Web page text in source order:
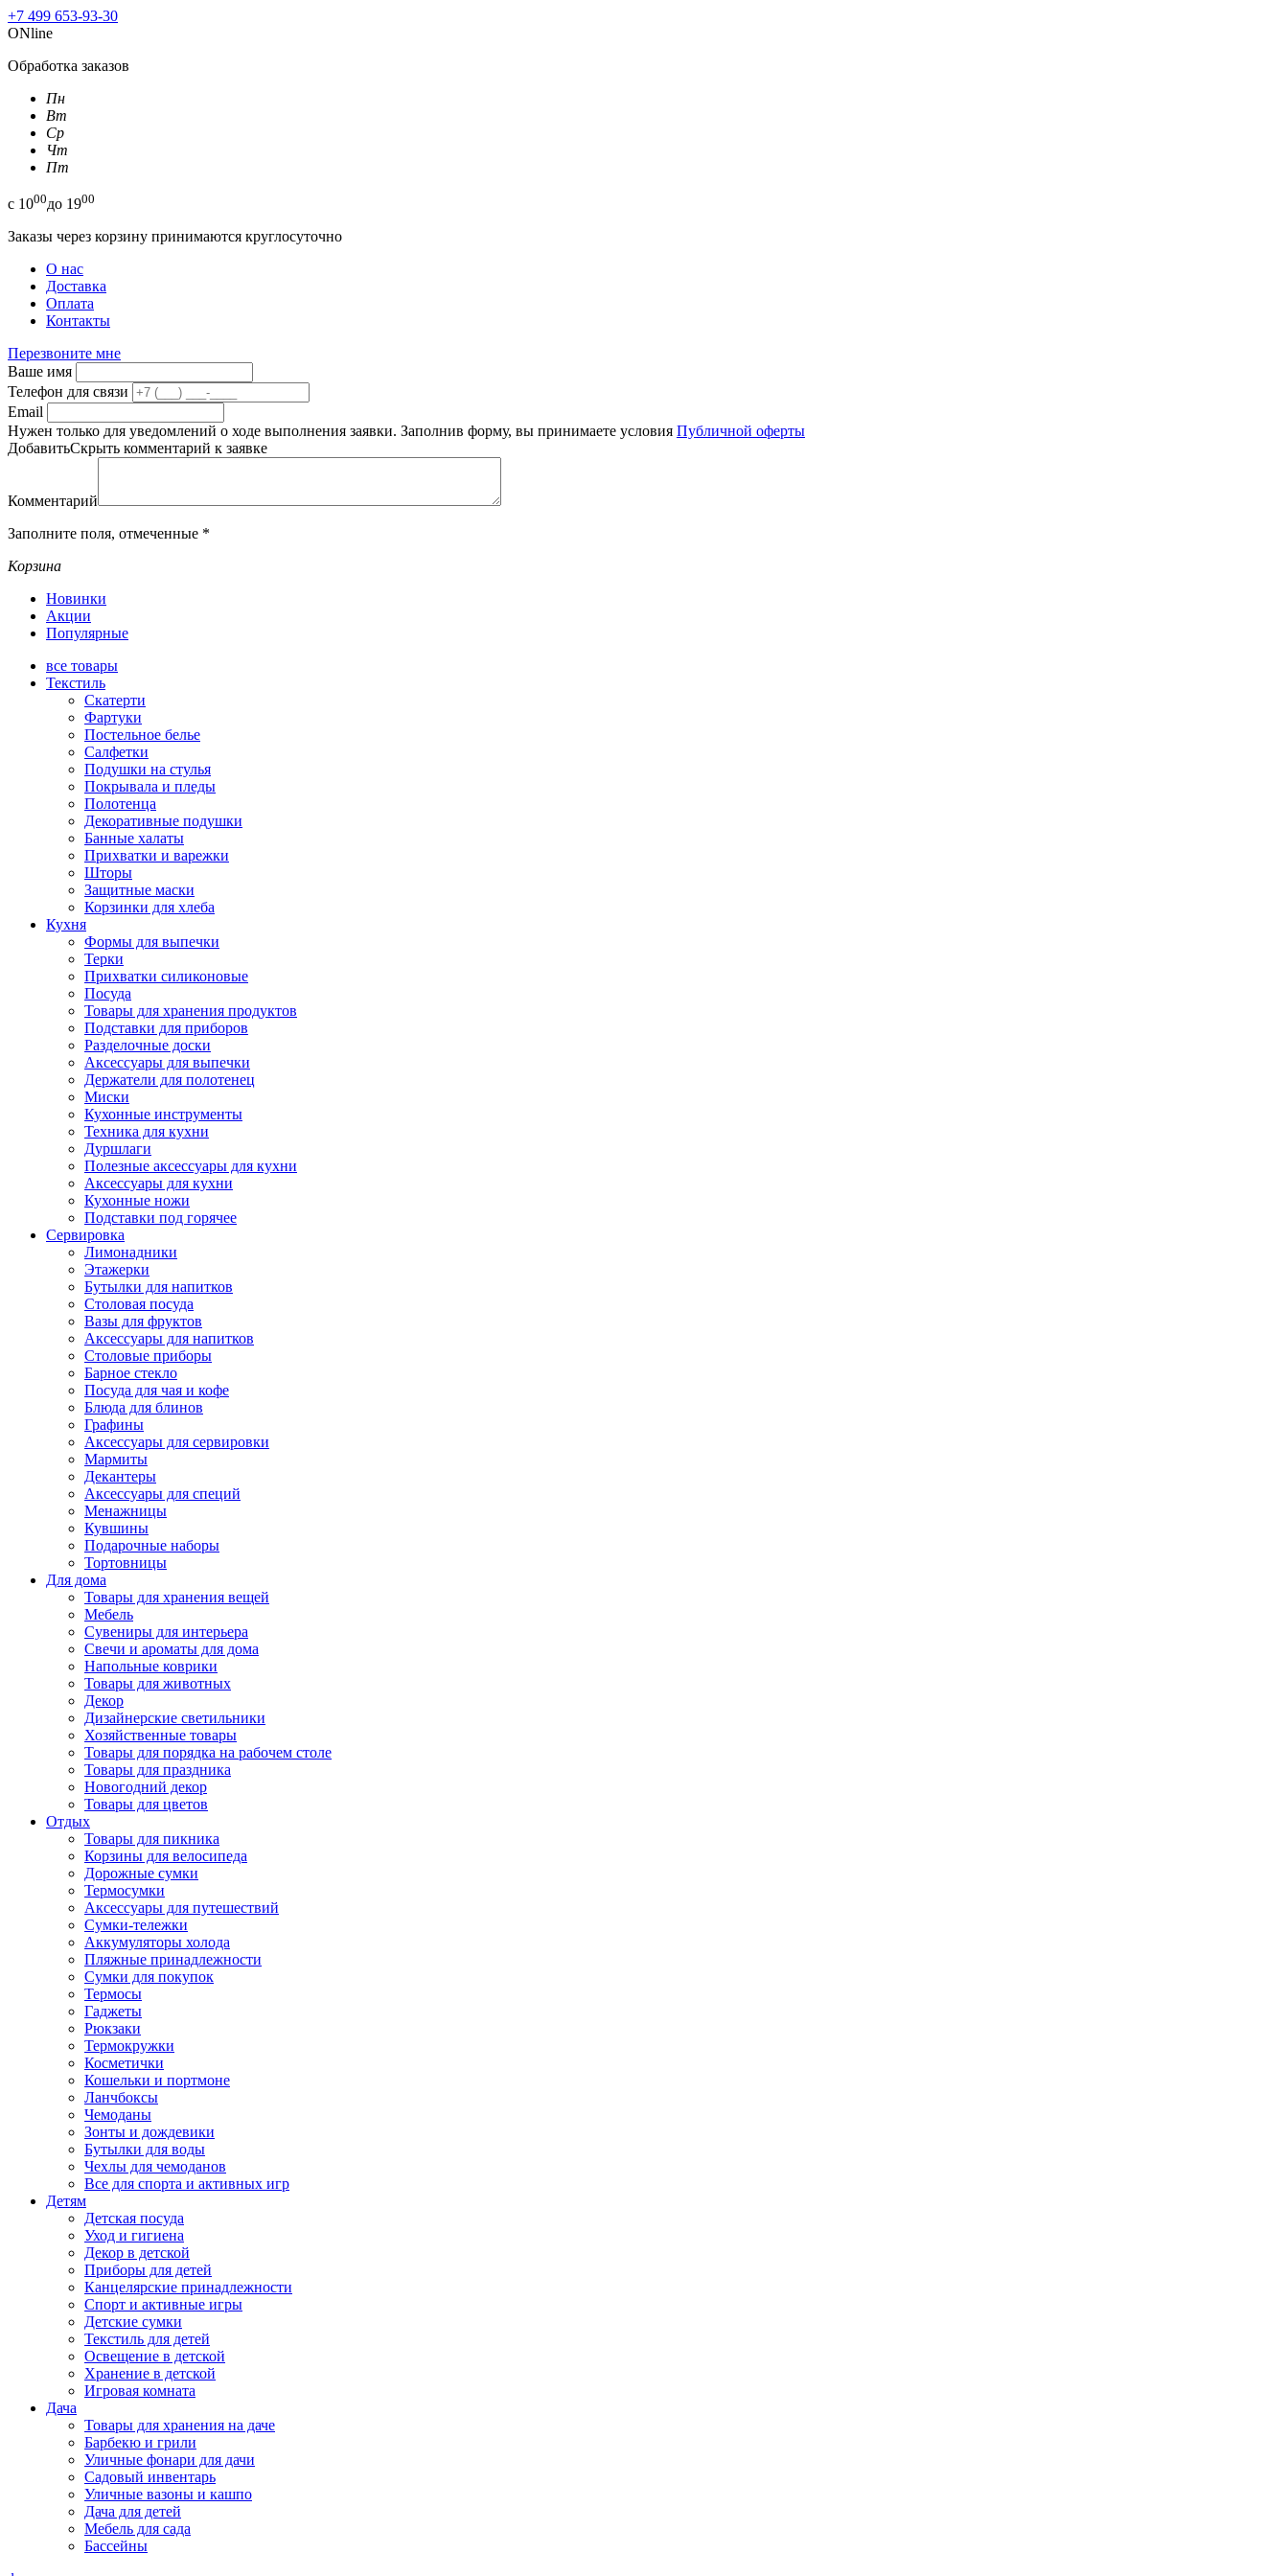
+7 499 653-93-30
ONline
Обработка заказов
Пн
Вт
Ср
Чт
Пт
с 1000до 1900
Заказы через корзину принимаются круглосуточно
О нас
Доставка
Оплата
Контакты
Перезвоните мне
Ваше имя
Телефон для связи
Email
Нужен только для уведомлений о ходе выполнения заявки. Заполнив форму, вы принимаете условия Публичной оферты
ДобавитьСкрыть комментарий к заявке
Комментарий
Заполните поля, отмеченные *
Корзина
Новинки
Акции
Популярные
все товары
Текстиль
Скатерти
Фартуки
Постельное белье
Салфетки
Подушки на стулья
Покрывала и пледы
Полотенца
Декоративные подушки
Банные халаты
Прихватки и варежки
Шторы
Защитные маски
Корзинки для хлеба
Кухня
Формы для выпечки
Терки
Прихватки силиконовые
Посуда
Товары для хранения продуктов
Подставки для приборов
Разделочные доски
Аксессуары для выпечки
Держатели для полотенец
Миски
Кухонные инструменты
Техника для кухни
Дуршлаги
Полезные аксессуары для кухни
Аксессуары для кухни
Кухонные ножи
Подставки под горячее
Сервировка
Лимонадники
Этажерки
Бутылки для напитков
Столовая посуда
Вазы для фруктов
Аксессуары для напитков
Столовые приборы
Барное стекло
Посуда для чая и кофе
Блюда для блинов
Графины
Аксессуары для сервировки
Мармиты
Декантеры
Аксессуары для специй
Менажницы
Кувшины
Подарочные наборы
Тортовницы
Для дома
Товары для хранения вещей
Мебель
Сувениры для интерьера
Свечи и ароматы для дома
Напольные коврики
Товары для животных
Декор
Дизайнерские светильники
Хозяйственные товары
Товары для порядка на рабочем столе
Товары для праздника
Новогодний декор
Товары для цветов
Отдых
Товары для пикника
Корзины для велосипеда
Дорожные сумки
Термосумки
Аксессуары для путешествий
Сумки-тележки
Аккумуляторы холода
Пляжные принадлежности
Сумки для покупок
Термосы
Гаджеты
Рюкзаки
Термокружки
Косметички
Кошельки и портмоне
Ланчбоксы
Чемоданы
Зонты и дождевики
Бутылки для воды
Чехлы для чемоданов
Все для спорта и активных игр
Детям
Детская посуда
Уход и гигиена
Декор в детской
Приборы для детей
Канцелярские принадлежности
Спорт и активные игры
Детские сумки
Текстиль для детей
Освещение в детской
Хранение в детской
Игровая комната
Дача
Товары для хранения на даче
Барбекю и грили
Уличные фонари для дачи
Садовый инвентарь
Уличные вазоны и кашпо
Дача для детей
Мебель для сада
Бассейны